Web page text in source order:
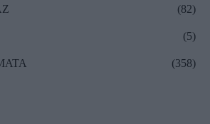
(82)
(5)
(358)